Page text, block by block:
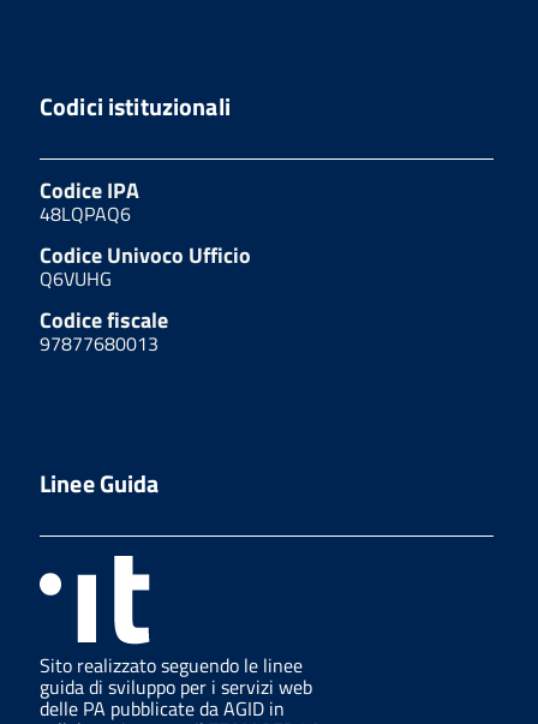
Codici istituzionali
Codice IPA
48LQPAQ6
Codice Univoco Ufficio
Q6VUHG
Codice fiscale
97877680013
Linee Guida
Sito realizzato seguendo le linee
guida di sviluppo per i servizi web
delle PA pubblicate da AGID in